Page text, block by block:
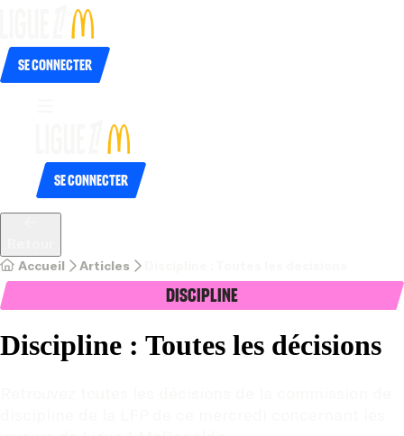
Se connecter
Se connecter
Accueil Articles
Discipline
Discipline : Toutes les décisions